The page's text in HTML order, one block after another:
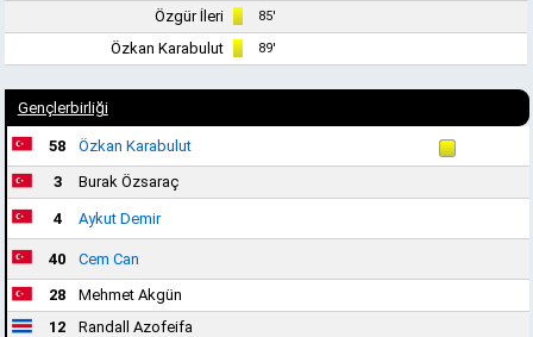
Özgür İleri 85'
Özkan Karabulut 89'
Gençlerbirliği
58
Özkan Karabulut
3
Burak Özsaraç
4 Aykut Demir
40
Cem Can
28
Mehmet Akgün
12
Randall Azofeifa